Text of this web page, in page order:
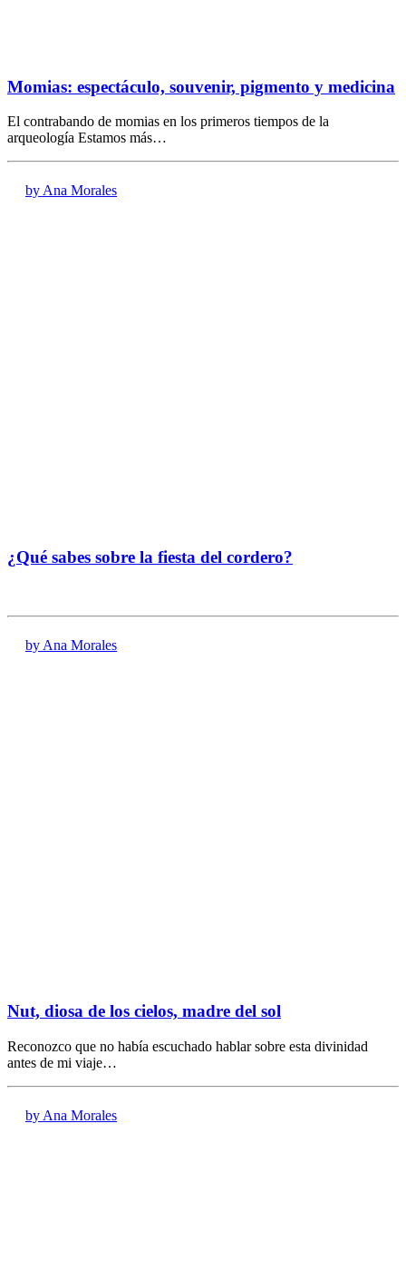
Momias: espectáculo, souvenir, pigmento y medicina
El contrabando de momias en los primeros tiempos de la
arqueología Estamos más…
by Ana Morales
¿Qué sabes sobre la fiesta del cordero?
by Ana Morales
Nut, diosa de los cielos, madre del sol
Reconozco que no había escuchado hablar sobre esta divinidad
antes de mi viaje…
by Ana Morales